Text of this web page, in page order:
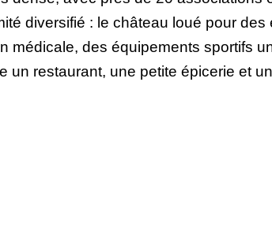
diversifié : le château loué pour des
médicale, des équipements sportifs
un restaurant, une petite épicerie et